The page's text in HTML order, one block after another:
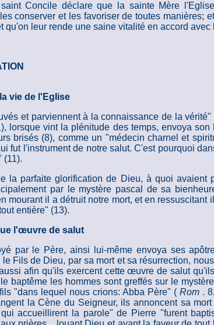
Concile déclare que la sainte Mère
conserver et les favoriser de toutes
leur rende une saine vitalité en accord
vie de l'Eglise
et parviennent à la connaissance de la vérité"
lorsque vint la plénitude des temps, envoya
brisés (8), comme un "médecin charnel et
fut l'instrument de notre salut. C'est pourquoi
(11).
la parfaite glorification de Dieu, à quoi
par le mystère pascal de sa
mourant il a détruit notre mort, et en
entière" (13).
l'œuvre de salut
par le Père, ainsi lui-même envoya ses
Fils de Dieu, par sa mort et sa résurrection,
afin qu'ils exercent cette œuvre de salut
baptême les hommes sont greffés sur le
"dans lequel nous crions: Abba Père" (Rom .
la Cène du Seigneur, ils annoncent sa
accueillirent la parole" de Pierre "furent